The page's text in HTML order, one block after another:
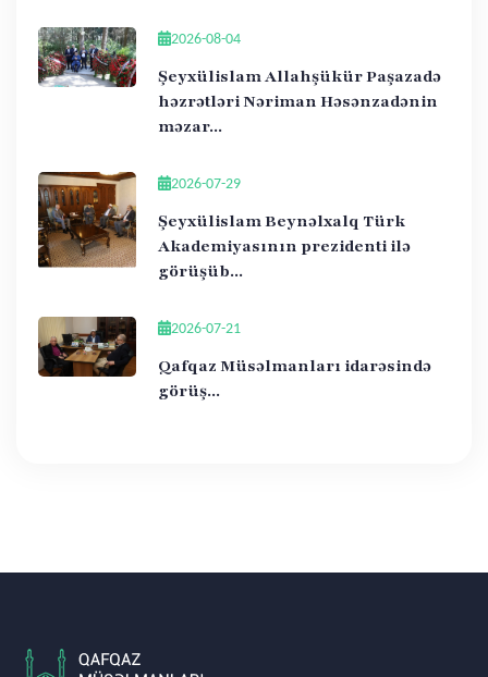
2026-08-04
Şeyxülislam Allahşükür Paşazadə
həzrətləri Nəriman Həsənzadənin
məzar...
2026-07-29
Şeyxülislam Beynəlxalq Türk
Akademiyasının prezidenti ilə
görüşüb...
2026-07-21
Qafqaz Müsəlmanları idarəsində
görüş...